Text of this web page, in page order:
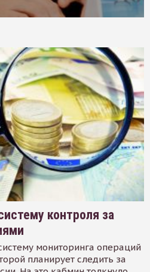
контроля за
мониторинга операций
планирует следить за